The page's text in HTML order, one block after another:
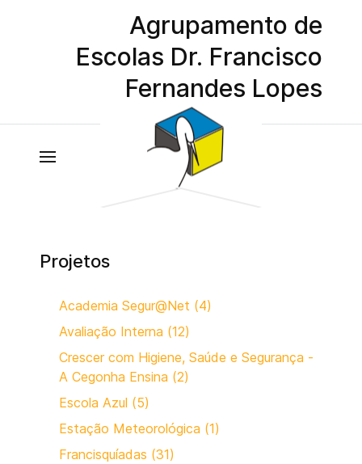
Agrupamento de
Escolas Dr. Francisco
Fernandes Lopes
Projetos
Academia Segur@Net (4)
Avaliação Interna (12)
Crescer com Higiene, Saúde e Segurança -
A Cegonha Ensina (2)
Escola Azul (5)
Estação Meteorológica (1)
Francisquíadas (31)